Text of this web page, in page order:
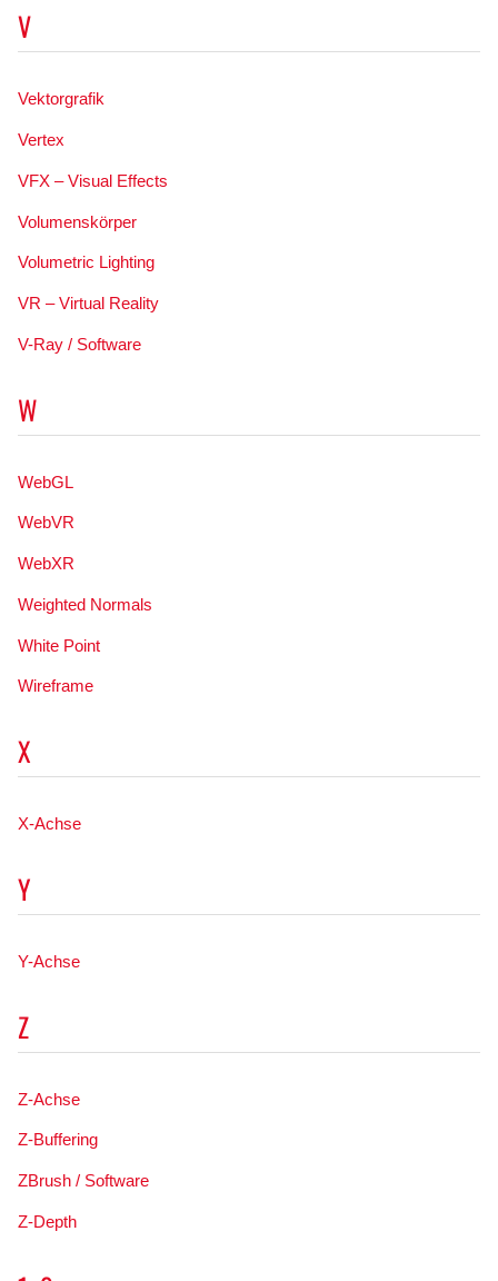
V
Vektorgrafik
Vertex
VFX – Visual Effects
Volumenskörper
Volumetric Lighting
VR – Virtual Reality
V-Ray / Software
W
WebGL
WebVR
WebXR
Weighted Normals
White Point
Wireframe
X
X-Achse
Y
Y-Achse
Z
Z-Achse
Z-Buffering
ZBrush / Software
Z-Depth